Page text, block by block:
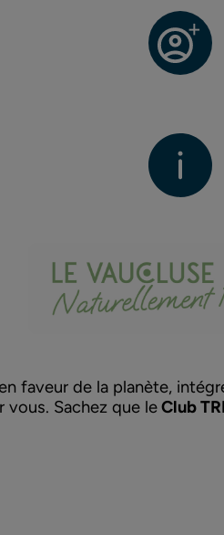
faveur de la planète,
Sachez que leClub